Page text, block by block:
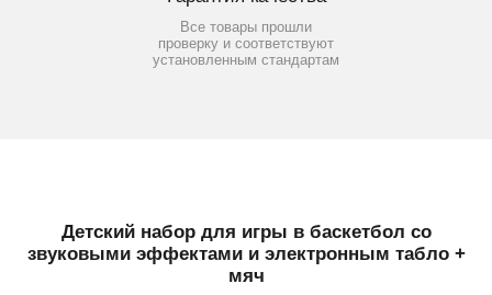
Все товары прошли
проверку и соответствуют
установленным стандартам
Детский набор для игры в баскетбол со
звуковыми эффектами и электронным табло +
мяч